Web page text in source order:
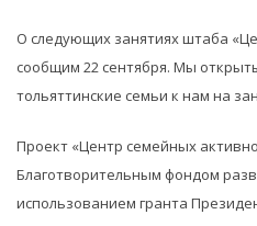
О следующих занятиях штаба
сообщим 22 сентября. Мы
тольяттинские семьи к нам на
Проект «Центр семейных
Благотворительным фондом
использованием гранта